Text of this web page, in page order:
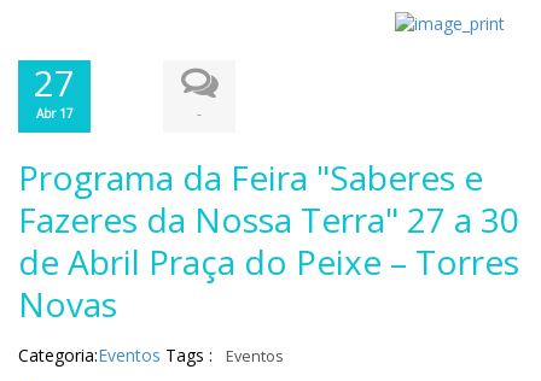
27
Abr 17 -
Programa da Feira "Saberes e
Fazeres da Nossa Terra" 27 a 30
de Abril Praça do Peixe – Torres
Novas
Categoria:Eventos Tags : Eventos